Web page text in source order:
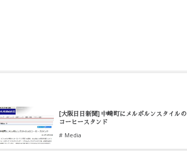
[大阪日日新聞] 中崎町にメルボルンスタイルの
コーヒースタンド
Media